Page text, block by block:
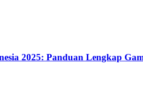
2025: Panduan Lengkap